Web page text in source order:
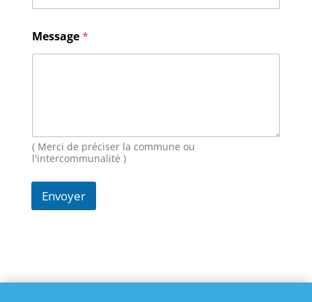
o
m
M
e
s
g
Message*
( Merci de préciser la commune ou
l'intercommunalité )
Envoyer